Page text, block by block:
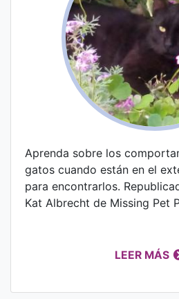
Aprenda sobre los
gatos cuando están en el
para encontrarlos.
Kat Albrecht de Missing Pet
LEER MÁS